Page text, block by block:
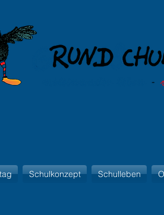
Schulkonzept Schulleben